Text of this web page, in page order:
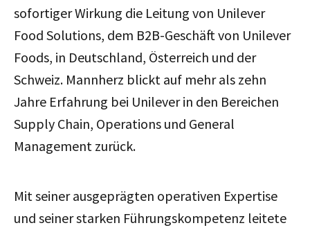
sofortiger Wirkung die Leitung von Unilever
Food Solutions, dem B2B-Geschäft von Unilever
Foods, in Deutschland, Österreich und der
Schweiz. Mannherz blickt auf mehr als zehn
Jahre Erfahrung bei Unilever in den Bereichen
Supply Chain, Operations und General
Management zurück.
Mit seiner ausgeprägten operativen Expertise
und seiner starken Führungskompetenz leitete